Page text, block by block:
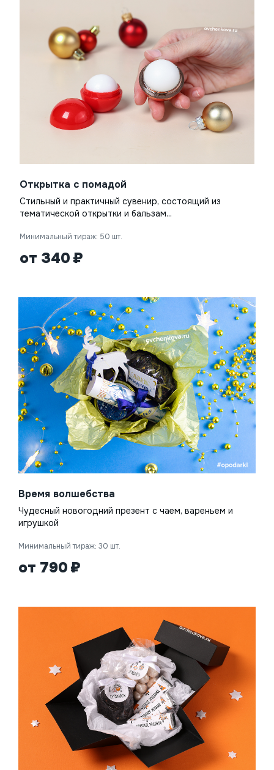
Открытка с помадой
Стильный и практичный сувенир, состоящий из
тематической открытки и бальзам...
Минимальный тираж: 50 шт.
от 340
Время волшебства
Чудесный новогодний презент с чаем, вареньем и
игрушкой
Минимальный тираж: 30 шт.
от 790